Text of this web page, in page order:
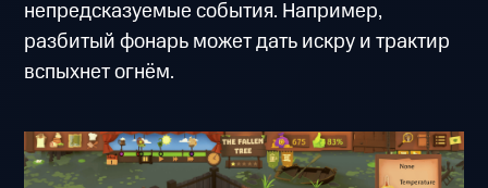
непредсказуемые события. Например,
разбитый фонарь может дать искру и трактир
вспыхнет огнём.